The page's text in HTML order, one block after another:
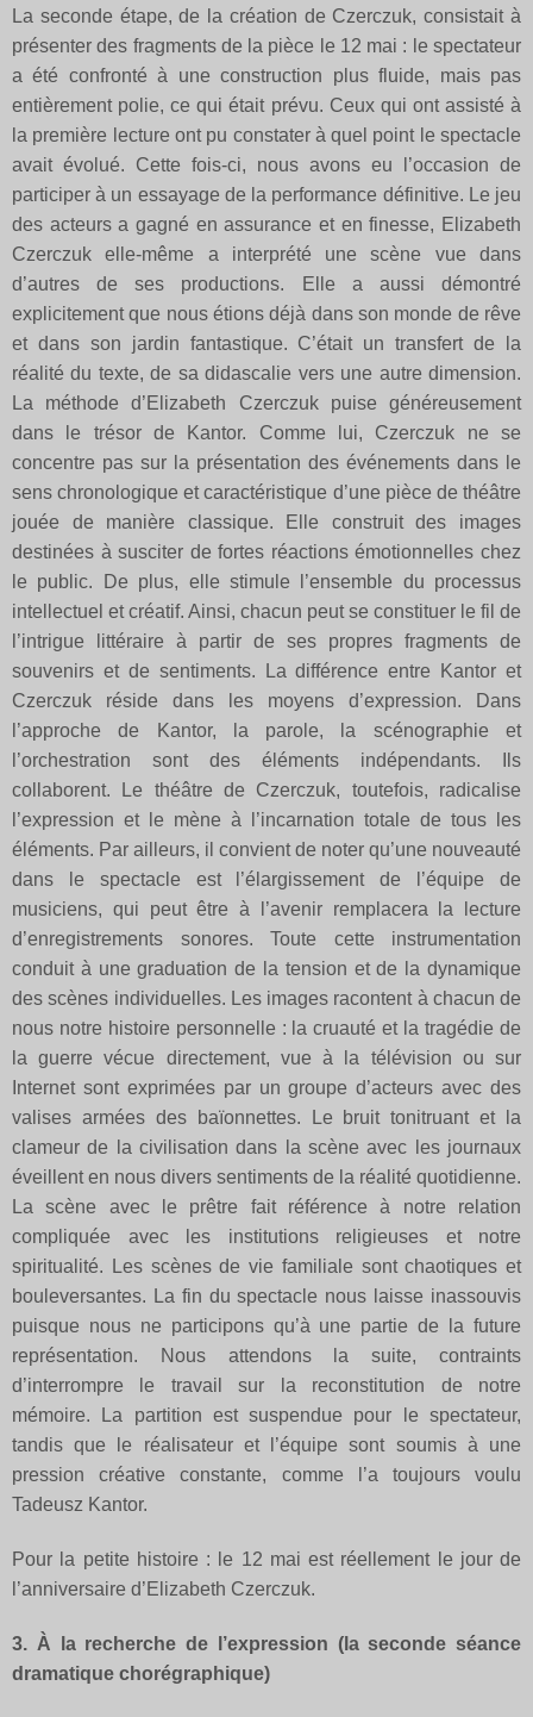
La seconde étape, de la création de Czerczuk, consistait à
présenter des fragments de la pièce le 12 mai : le spectateur
a été confronté à une construction plus fluide, mais pas
entièrement polie, ce qui était prévu. Ceux qui ont assisté à
la première lecture ont pu constater à quel point le spectacle
avait évolué. Cette fois-ci, nous avons eu l’occasion de
participer à un essayage de la performance définitive. Le jeu
des acteurs a gagné en assurance et en finesse, Elizabeth
Czerczuk elle-même a interprété une scène vue dans
d’autres de ses productions. Elle a aussi démontré
explicitement que nous étions déjà dans son monde de rêve
et dans son jardin fantastique. C’était un transfert de la
réalité du texte, de sa didascalie vers une autre dimension.
La méthode d’Elizabeth Czerczuk puise généreusement
dans le trésor de Kantor. Comme lui, Czerczuk ne se
concentre pas sur la présentation des événements dans le
sens chronologique et caractéristique d’une pièce de théâtre
jouée de manière classique. Elle construit des images
destinées à susciter de fortes réactions émotionnelles chez
le public. De plus, elle stimule l’ensemble du processus
intellectuel et créatif. Ainsi, chacun peut se constituer le fil de
l’intrigue littéraire à partir de ses propres fragments de
souvenirs et de sentiments. La différence entre Kantor et
Czerczuk réside dans les moyens d’expression. Dans
l’approche de Kantor, la parole, la scénographie et
l’orchestration sont des éléments indépendants. Ils
collaborent. Le théâtre de Czerczuk, toutefois, radicalise
l’expression et le mène à l’incarnation totale de tous les
éléments. Par ailleurs, il convient de noter qu’une nouveauté
dans le spectacle est l’élargissement de l’équipe de
musiciens, qui peut être à l’avenir remplacera la lecture
d’enregistrements sonores. Toute cette instrumentation
conduit à une graduation de la tension et de la dynamique
des scènes individuelles. Les images racontent à chacun de
nous notre histoire personnelle : la cruauté et la tragédie de
la guerre vécue directement, vue à la télévision ou sur
Internet sont exprimées par un groupe d’acteurs avec des
valises armées des baïonnettes. Le bruit tonitruant et la
clameur de la civilisation dans la scène avec les journaux
éveillent en nous divers sentiments de la réalité quotidienne.
La scène avec le prêtre fait référence à notre relation
compliquée avec les institutions religieuses et notre
spiritualité. Les scènes de vie familiale sont chaotiques et
bouleversantes. La fin du spectacle nous laisse inassouvis
puisque nous ne participons qu’à une partie de la future
représentation. Nous attendons la suite, contraints
d’interrompre le travail sur la reconstitution de notre
mémoire. La partition est suspendue pour le spectateur,
tandis que le réalisateur et l’équipe sont soumis à une
pression créative constante, comme l’a toujours voulu
Tadeusz Kantor.
Pour la petite histoire : le 12 mai est réellement le jour de
l’anniversaire d’Elizabeth Czerczuk.
3. À la recherche de l’expression (la seconde séance
dramatique chorégraphique)